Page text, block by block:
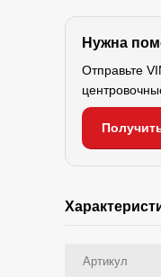
Нужна
Отправьте
Артикул